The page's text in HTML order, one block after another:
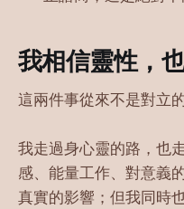
我相信靈性，
這兩件事從來不是對立的
我走過身心靈的路，也
感、能量工作、對意義
真實的影響；但我同時